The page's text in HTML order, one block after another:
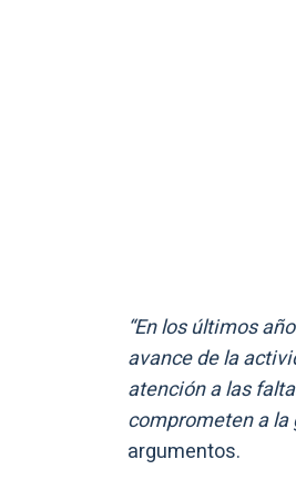
“En los últimos
avance de la
atención a las
comprometen a la
argumentos.